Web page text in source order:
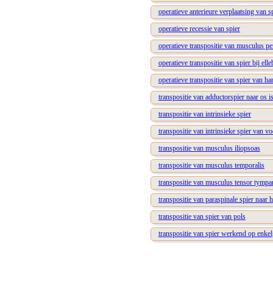
operatieve anterieure verplaatsing van
operatieve recessie van spier
operatieve transpositie van musculus
operatieve transpositie van spier bij
operatieve transpositie van spier van
transpositie van adductorspier naar os
transpositie van intrinsieke spier
transpositie van intrinsieke spier van
transpositie van musculus iliopsoas
transpositie van musculus temporalis
transpositie van musculus tensor
transpositie van paraspinale spier naar
transpositie van spier van pols
transpositie van spier werkend op